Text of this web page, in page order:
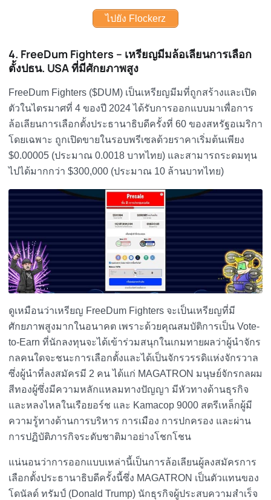
ไปยัง Flockerz
4. FreeDum Fighters – เหรียญมีมล้อเลียนการเลือก
ตั้งปธน. USA ที่มีศักยภาพสูง
FreeDum Fighters ($DUM) เป็นเหรียญมีมที่ถูกสร้างและเปิด
ตัวในไตรมาศที่ 4 ของปี 2024 ได้รับการออกแบบมาเพื่อการ
ล้อเลียนการเลือกตั้งประธานาธิบดีครั้งที่ 60 ของสหรัฐอเมริกา
โดยเฉพาะ ถูกเปิดขายในรอบพรีเซลด้วยราคาเริ่มต้นเพียง
$0.00005 (ประมาณ 0.0018 บาทไทย) และสามารถระดมทุน
ไปได้มากกว่า $300,000 (ประมาณ 10 ล้านบาทไทย)
ดูเหมือนว่าเหรียญ FreeDum Fighters จะเป็นเหรียญที่มี
ศักยภาพสูงมากในอนาคต เพราะด้วยคุณสมบัติการเป็น Vote-
to-Earn ที่นักลงทุนจะได้เข้าร่วมสนุกในเกมทายผลว่าผู้นำจักร
กลคนใดจะชนะการเลือกตั้งและได้เป็นจักรวรรดิแห่งจักรวาล
ซึ่งผู้นำที่ลงสมัครมี 2 คน ได้แก่ MAGATRON มนุษย์จักรกลผม
สีทองผู้ซึ่งมีความหลักแหลมทางปัญญา มีหัวทางด้านธุรกิจ
และหลงไหลในเรือยอร์ช และ Kamacop 9000 สตรีเหล็กผู้มี
ความรู้ทางด้านการบริหาร การเมือง การปกครอง และผ่าน
การปฏิบัติภารกิจระดับชาติมาอย่างโชกโชน
แน่นอนว่าการออกแบบเหล่านี้เป็นการล้อเลียนผู้ลงสมัครการ
เลือกตั้งประธานาธิบดีครั้งนี้ซึ่ง MAGATRON เป็นตัวแทนของ
โดนัลด์ ทรัมป์ (Donald Trump) นักธุรกิจผู้ประสบความสำเร็จ